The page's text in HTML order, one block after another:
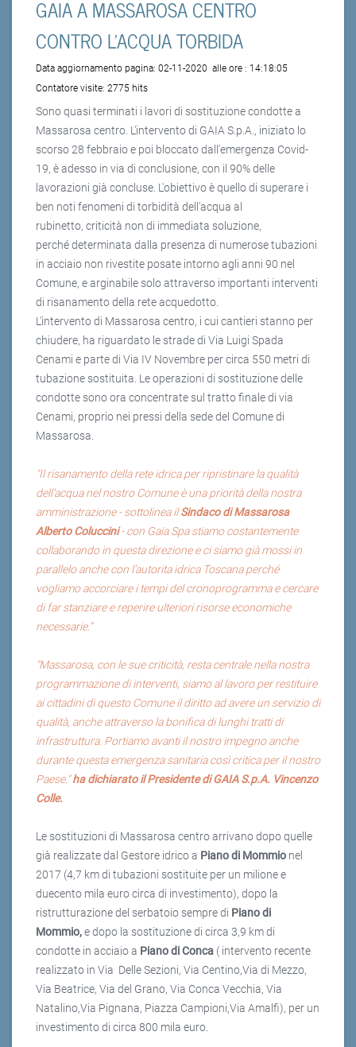
GAIA A MASSAROSA CENTRO
CONTRO L'ACQUA TORBIDA
Data aggiornamento pagina: 02-11-2020 alle ore : 14:18:05
Contatore visite: 2775 hits
Sono quasi terminati i lavori di sostituzione condotte a
Massarosa centro. L'intervento di GAIA S.p.A., iniziato lo
scorso 28 febbraio e poi bloccato dall'emergenza Covid-
19, è adesso in via di conclusione, con il 90% delle
lavorazioni già concluse. L'obiettivo è quello di superare i
ben noti fenomeni di torbidità dell'acqua al
rubinetto, criticità non di immediata soluzione,
perché determinata dalla presenza di numerose tubazioni
in acciaio non rivestite posate intorno agli anni 90 nel
Comune, e arginabile solo attraverso importanti interventi
di risanamento della rete acquedotto.
L'intervento di Massarosa centro, i cui cantieri stanno per
chiudere, ha riguardato le strade di Via Luigi Spada
Cenami e parte di Via IV Novembre per circa 550 metri di
tubazione sostituita. Le operazioni di sostituzione delle
condotte sono ora concentrate sul tratto finale di via
Cenami, proprio nei pressi della sede del Comune di
Massarosa.
"Il risanamento della rete idrica per ripristinare la qualità
dell'acqua nel nostro Comune è una priorità della nostra
amministrazione - sottolinea ilSindaco di Massarosa
Alberto Coluccini- con Gaia Spa stiamo costantemente
collaborando in questa direzione e ci siamo già mossi in
parallelo anche con l’autorita idrica Toscana perché
vogliamo accorciare i tempi del cronoprogramma e cercare
di far stanziare e reperire ulteriori risorse economiche
necessarie.”
"Massarosa, con le sue criticità, resta centrale nella nostra
programmazione di interventi, siamo al lavoro per restituire
ai cittadini di questo Comune il diritto ad avere un servizio di
qualità, anche attraverso la bonifica di lunghi tratti di
infrastruttura. Portiamo avanti il nostro impegno anche
durante questa emergenza sanitaria così critica per il nostro
Paese."ha dichiarato il Presidente di GAIA S.p.A. Vincenzo
Colle.
Le sostituzioni di Massarosa centro arrivano dopo quelle
già realizzate dal Gestore idrico a Piano di Mommio nel
2017 (4,7 km di tubazioni sostituite per un milione e
duecento mila euro circa di investimento), dopo la
ristrutturazione del serbatoio sempre di Piano di
Mommio,e dopo la sostituzione di circa 3,9 km di
condotte in acciaio a Piano di Conca ( intervento recente
realizzato in Via Delle Sezioni, Via Centino,Via di Mezzo,
Via Beatrice, Via del Grano, Via Conca Vecchia, Via
Natalino,Via Pignana, Piazza Campioni,Via Amalfi), per un
investimento di circa 800 mila euro.